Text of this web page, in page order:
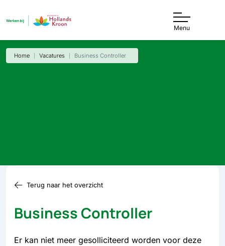
Menu
Home Vacatures Business Controller
Terug naar het overzicht
Business Controller
Er kan niet meer gesolliciteerd worden voor deze